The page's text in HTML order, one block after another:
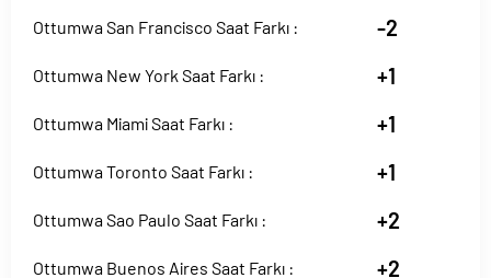
Ottumwa San Francisco Saat Farkı : -2
Ottumwa New York Saat Farkı : +1
Ottumwa Miami Saat Farkı : +1
Ottumwa Toronto Saat Farkı : +1
Ottumwa Sao Paulo Saat Farkı : +2
Ottumwa Buenos Aires Saat Farkı : +2